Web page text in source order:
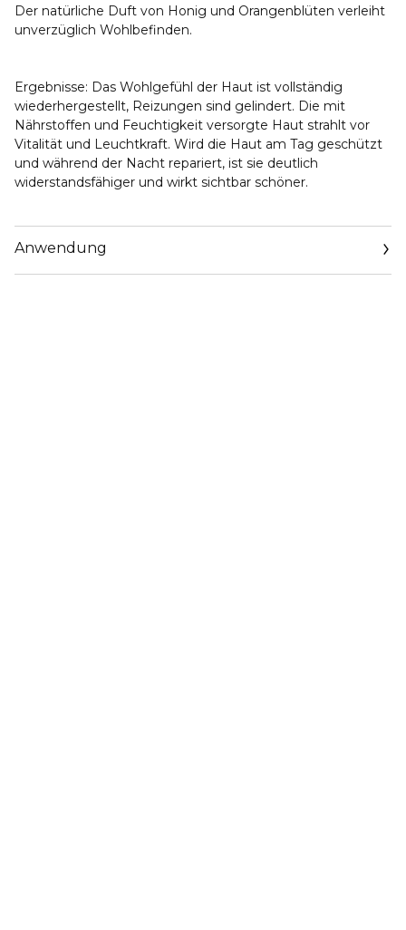
Der natürliche Duft von Honig und Orangenblüten verleiht
unverzüglich Wohlbefinden.
Ergebnisse: Das Wohlgefühl der Haut ist vollständig
wiederhergestellt, Reizungen sind gelindert. Die mit
Nährstoffen und Feuchtigkeit versorgte Haut strahlt vor
Vitalität und Leuchtkraft. Wird die Haut am Tag geschützt
und während der Nacht repariert, ist sie deutlich
widerstandsfähiger und wirkt sichtbar schöner.
Anwendung